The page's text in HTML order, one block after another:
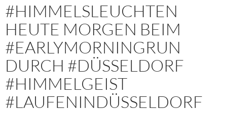
#HIMMELSLEUCHTEN
HEUTE MORGEN BEIM
#EARLYMORNINGRUN
DURCH #DÜSSELDORF
#HIMMELGEIST
#LAUFENINDÜSSELDORF